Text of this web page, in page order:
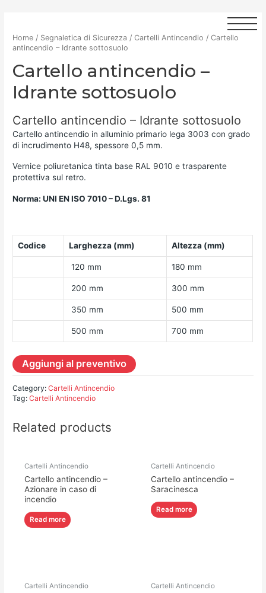
Home / Segnaletica di Sicurezza /Cartelli Antincendio / Cartello
antincendio – Idrante sottosuolo
Cartello antincendio –
Idrante sottosuolo
Cartello antincendio – Idrante sottosuolo
Cartello antincendio in alluminio primario lega 3003 con grado
di incrudimento H48, spessore 0,5 mm.
Vernice poliuretanica tinta base RAL 9010 e trasparente
protettiva sul retro.
Norma: UNI EN ISO 7010 – D.Lgs. 81
Codice Larghezza (mm) Altezza (mm)
120 mm 180 mm
200 mm 300 mm
350 mm 500 mm
500 mm 700 mm
Aggiungi al preventivo
Category:Cartelli Antincendio
Tag:Cartelli Antincendio
Related products
Cartelli Antincendio
Cartello antincendio –
Azionare in caso di
incendio
Read more
Cartelli Antincendio
Cartello antincendio –
Saracinesca
Read more
Cartelli Antincendio Cartelli Antincendio